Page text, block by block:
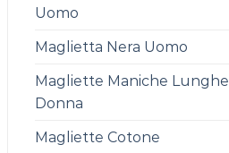
Uomo
Maglietta Nera Uomo
Magliette Maniche Lunghe
Donna
Magliette Cotone